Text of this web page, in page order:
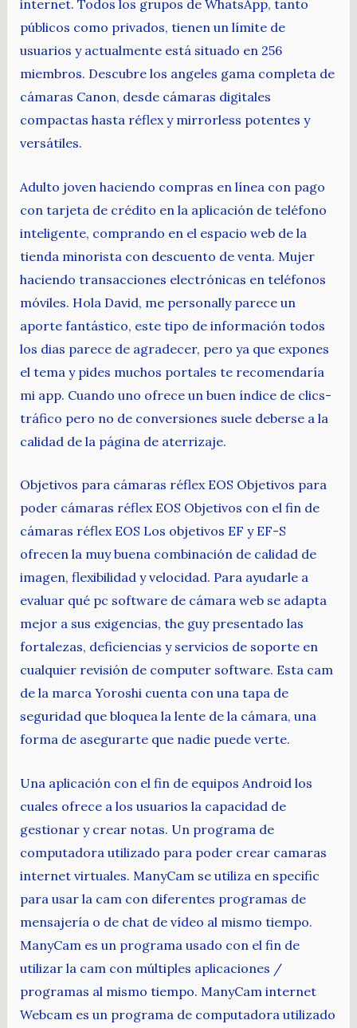
internet. Todos los grupos de WhatsApp, tanto
públicos como privados, tienen un límite de
usuarios y actualmente está situado en 256
miembros. Descubre los angeles gama completa de
cámaras Canon, desde cámaras digitales
compactas hasta réflex y mirrorless potentes y
versátiles.
Adulto joven haciendo compras en línea con pago
con tarjeta de crédito en la aplicación de teléfono
inteligente, comprando en el espacio web de la
tienda minorista con descuento de venta. Mujer
haciendo transacciones electrónicas en teléfonos
móviles. Hola David, me personally parece un
aporte fantástico, este tipo de información todos
los dias parece de agradecer, pero ya que expones
el tema y pides muchos portales te recomendaría
mi app. Cuando uno ofrece un buen índice de clics-
tráfico pero no de conversiones suele deberse a la
calidad de la página de aterrizaje.
Objetivos para cámaras réflex EOS Objetivos para
poder cámaras réflex EOS Objetivos con el fin de
cámaras réflex EOS Los objetivos EF y EF-S
ofrecen la muy buena combinación de calidad de
imagen, flexibilidad y velocidad. Para ayudarle a
evaluar qué pc software de cámara web se adapta
mejor a sus exigencias, the guy presentado las
fortalezas, deficiencias y servicios de soporte en
cualquier revisión de computer software. Esta cam
de la marca Yoroshi cuenta con una tapa de
seguridad que bloquea la lente de la cámara, una
forma de asegurarte que nadie puede verte.
Una aplicación con el fin de equipos Android los
cuales ofrece a los usuarios la capacidad de
gestionar y crear notas. Un programa de
computadora utilizado para poder crear camaras
internet virtuales. ManyCam se utiliza en specific
para usar la cam con diferentes programas de
mensajería o de chat de vídeo al mismo tiempo.
ManyCam es un programa usado con el fin de
utilizar la cam con múltiples aplicaciones /
programas al mismo tiempo. ManyCam internet
Webcam es un programa de computadora utilizado